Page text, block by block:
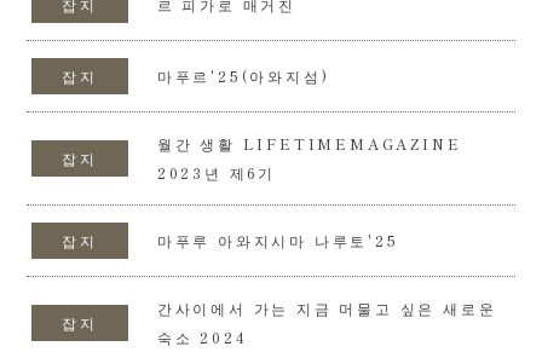
잡지 르 피가로 매거진
잡지 마푸르'25(아와지섬)
잡지
월간 생활 LIFETIMEMAGAZINE
2023년 제6기
잡지 마푸루 아와지시마 나루토'25
잡지
간사이에서 가는 지금 머물고 싶은 새로운
숙소 2024